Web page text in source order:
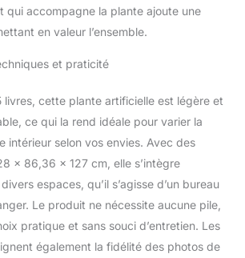
qui accompagne la plante ajoute une
en valeur l’ensemble.
et praticité
livres, cette plante artificielle est légère et
ce qui la rend idéale pour varier la
intérieur selon vos envies. Avec des
x 86,36 x 127 cm, elle s’intègre
espaces, qu’il s’agisse d’un bureau
Le produit ne nécessite aucune pile,
pratique et sans souci d’entretien. Les
également la fidélité des photos de